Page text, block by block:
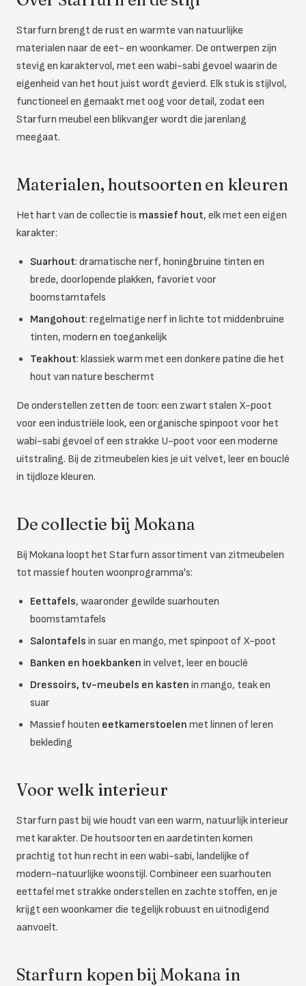
Starfurn brengt de rust en warmte van natuurlijke
materialen naar de eet- en woonkamer. De ontwerpen zijn
stevig en karaktervol, met een wabi-sabi gevoel waarin de
eigenheid van het hout juist wordt gevierd. Elk stuk is stijlvol,
functioneel en gemaakt met oog voor detail, zodat een
Starfurn meubel een blikvanger wordt die jarenlang
meegaat.
Materialen, houtsoorten en kleuren
Het hart van de collectie is massief hout, elk met een eigen
karakter:
Suarhout: dramatische nerf, honingbruine tinten en
brede, doorlopende plakken, favoriet voor
boomstamtafels
Mangohout: regelmatige nerf in lichte tot middenbruine
tinten, modern en toegankelijk
Teakhout: klassiek warm met een donkere patine die het
hout van nature beschermt
De onderstellen zetten de toon: een zwart stalen X-poot
voor een industriële look, een organische spinpoot voor het
wabi-sabi gevoel of een strakke U-poot voor een moderne
uitstraling. Bij de zitmeubelen kies je uit velvet, leer en bouclé
in tijdloze kleuren.
De collectie bij Mokana
Bij Mokana loopt het Starfurn assortiment van zitmeubelen
tot massief houten woonprogramma's:
Eettafels, waaronder gewilde suarhouten
boomstamtafels
Salontafels in suar en mango, met spinpoot of X-poot
Banken en hoekbanken in velvet, leer en bouclé
Dressoirs, tv-meubels en kasten in mango, teak en
suar
Massief houten eetkamerstoelen met linnen of leren
bekleding
Voor welk interieur
Starfurn past bij wie houdt van een warm, natuurlijk interieur
met karakter. De houtsoorten en aardetinten komen
prachtig tot hun recht in een wabi-sabi, landelijke of
modern-natuurlijke woonstijl. Combineer een suarhouten
eettafel met strakke onderstellen en zachte stoffen, en je
krijgt een woonkamer die tegelijk robuust en uitnodigend
aanvoelt.
Starfurn kopen bij Mokana in